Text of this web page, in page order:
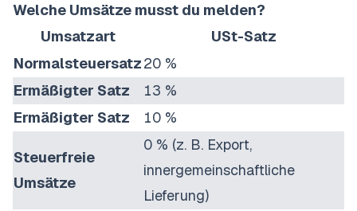
Welche Umsätze musst du melden?
Umsatzart
USt-Satz
Normalsteuersatz20 %
Ermäßigter Satz
13 %
Ermäßigter Satz
10 %
Steuerfreie
Umsätze
0 % (z. B. Export,
innergemeinschaftliche
Lieferung)